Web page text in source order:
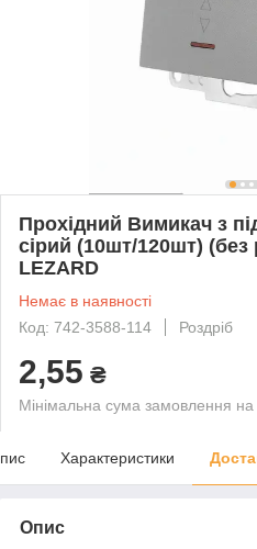
Прохідний Вимикач з
сірий (10шт/120шт) (без
LEZARD
Немає в наявності
Код: 742-3588-114
Роздріб
2,55 ₴
Мінімальна сума замовлення
Характеристики
Опис